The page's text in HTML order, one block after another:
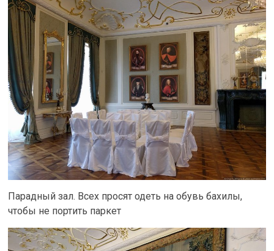
Парадный зал. Всех просят одеть на обувь бахилы,
чтобы не портить паркет